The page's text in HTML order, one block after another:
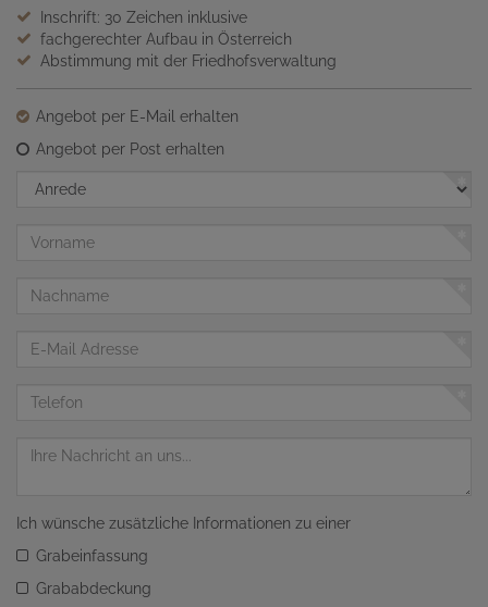
Inschrift: 30 Zeichen inklusive
fachgerechter Aufbau in Österreich
Abstimmung mit der Friedhofsverwaltung
Angebot per E-Mail erhalten
Angebot per Post erhalten
Anrede
Vorname
Nachname
Telefon
Nachricht
Ich wünsche zusätzliche Informationen zu einer
Grabeinfassung
Grababdeckung